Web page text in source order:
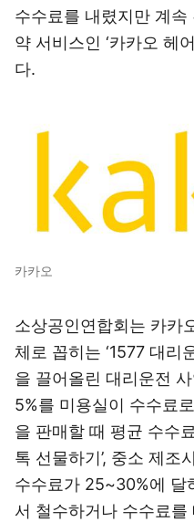
수수료를 내렸지만 계
약 서비스인 ‘카카오 헤
다.
카카오
소상공인연합회는 카카
체로 꼽히는 ‘1577 대리
을 끌어올린 대리운전
5%를 미용실이 수수료
을 판매할 때 평균 수수
톡 선물하기’, 중소 제조
수수료가 25~30%에 달
서 철수하거나 수수료